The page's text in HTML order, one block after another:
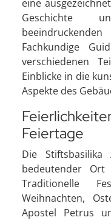
eine
Geschichte
Fachkundige
verschiedenen
Einblicke in die
Aspekte des
Feiertage
Die
bedeutender Ort
Traditionelle
Weihnachten,
Apostel Petrus